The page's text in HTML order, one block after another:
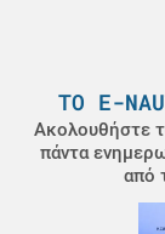
ΤΟ E-
Ακολουθήστε
πάντα
από